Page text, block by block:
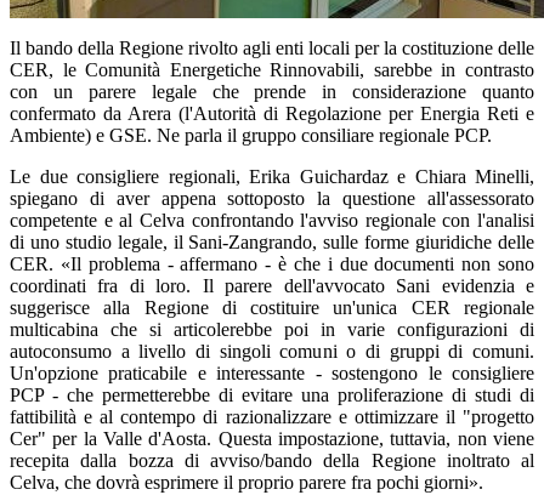
Il bando della Regione rivolto agli enti locali per la costituzione delle
CER, le Comunità Energetiche Rinnovabili, sarebbe in contrasto
con un parere legale che prende in considerazione quanto
confermato da Arera (l'Autorità di Regolazione per Energia Reti e
Ambiente) e GSE. Ne parla il gruppo consiliare regionale PCP.
Le due consigliere regionali, Erika Guichardaz e Chiara Minelli,
spiegano di aver appena sottoposto la questione all'assessorato
competente e al Celva confrontando l'avviso regionale con l'analisi
di uno studio legale, il Sani-Zangrando, sulle forme giuridiche delle
CER. «Il problema - affermano - è che i due documenti non sono
coordinati fra di loro. Il parere dell'avvocato Sani evidenzia e
suggerisce alla Regione di costituire un'unica CER regionale
multicabina che si articolerebbe poi in varie configurazioni di
autoconsumo a livello di singoli comuni o di gruppi di comuni.
Un'opzione praticabile e interessante - sostengono le consigliere
PCP - che permetterebbe di evitare una proliferazione di studi di
fattibilità e al contempo di razionalizzare e ottimizzare il "progetto
Cer" per la Valle d'Aosta. Questa impostazione, tuttavia, non viene
recepita dalla bozza di avviso/bando della Regione inoltrato al
Celva, che dovrà esprimere il proprio parere fra pochi giorni».